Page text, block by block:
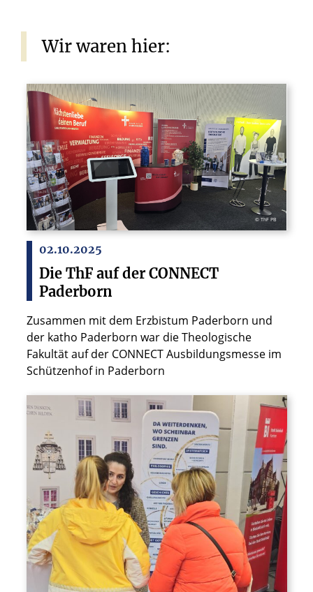
Wirwarenhier:
© ThF PB
02.10.2025
Die ThF auf der CONNECT
Paderborn
Zusammen mit dem Erzbistum Paderborn und
der katho Paderborn war die Theologische
Fakultät auf der CONNECT Ausbildungsmesse im
Schützenhof in Paderborn